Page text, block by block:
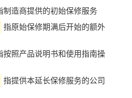
制造商提供的初始保修服务
指原始保修期满后开始的额外
按照产品说明书和使用指南操
指提供本延长保修服务的公司